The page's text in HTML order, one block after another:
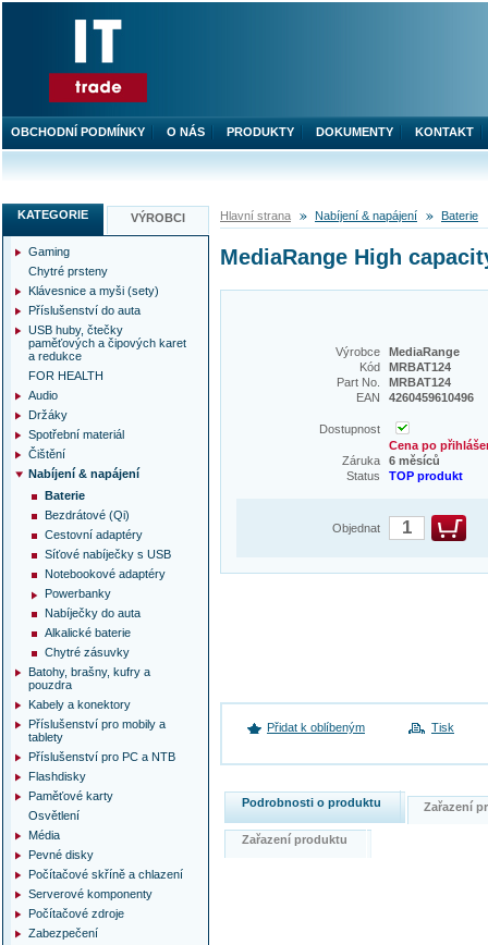
Hlavní strana Nabíjení & napájení Baterie
MediaRange High
Výrobce
MediaRange
Kód
MRBAT124
Part No.
MRBAT124
EAN
4260459610496
Dostupnost
Cena po
Záruka
6 měsíců
Status
TOP produkt
Objednat
Přidat k oblíbeným Tisk
Podrobnosti o produktu Zařazení
Zařazení produktu
KATEGORIE VÝROBCI
Gaming
Chytré prsteny
Klávesnice a myši (sety)
Příslušenství do auta
USB huby, čtečky
paměťových a čipových karet
a redukce
FOR HEALTH
Audio
Držáky
Spotřební materiál
Čištění
Nabíjení & napájení
Baterie
Bezdrátové (Qi)
Cestovní adaptéry
Síťové nabíječky s USB
Notebookové adaptéry
Powerbanky
Nabíječky do auta
Alkalické baterie
Chytré zásuvky
Batohy, brašny, kufry a
pouzdra
Kabely a konektory
Příslušenství pro mobily a
tablety
Příslušenství pro PC a NTB
Flashdisky
Paměťové karty
Osvětlení
Média
Pevné disky
Počítačové skříně a chlazení
Serverové komponenty
Počítačové zdroje
Zabezpečení
OBCHODNÍ PODMÍNKY O NÁS PRODUKTY DOKUMENTY KONTAKT